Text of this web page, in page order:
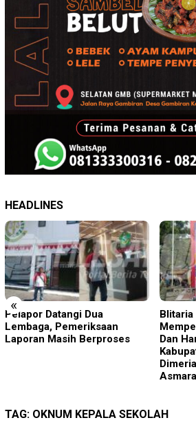
HEADLINES
«
Blitaria Expo 2026
Memperingati HUT RI Ke 81
Dan Hari Jadi Ke 702
Remaja
TAG: OKNUM KEPALA SEKOLAH